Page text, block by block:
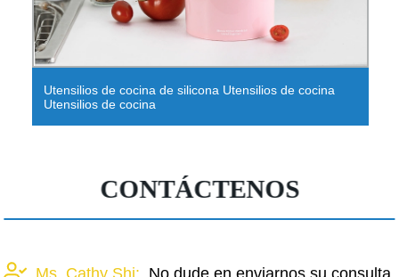
Utensilios de cocina de silicona Utensilios de cocina
Utensilios de cocina
CONTÁCTENOS